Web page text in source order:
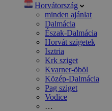
Horvátország
minden ajánlat
Dalmácia
Észak-Dalmácia
Horvát szigetek
Isztria
Krk sziget
Kvarner-öböl
Közép-Dalmácia
Pag sziget
Vodice
…